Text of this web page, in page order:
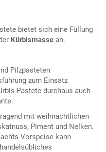
bietet sich eine Füllung
Kürbismasse an.
Pilzpasteten
zum Einsatz
Pastete durchaus auch
mit weihnachtlichen
Piment und Nelken.
Vorspeise kann